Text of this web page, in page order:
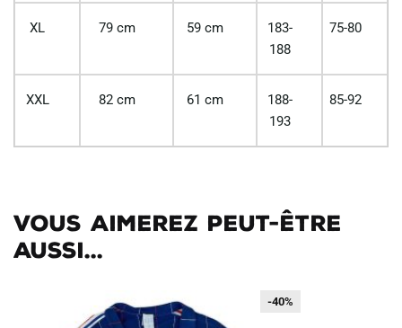
XL 79 cm 59 cm
183-
188
75-80
XXL 82 cm 61 cm
188-
193
85-92
Vous aimerez peut-être
aussi...
-40%
-40%